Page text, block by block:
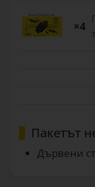
×4
Пакетът
Дървени